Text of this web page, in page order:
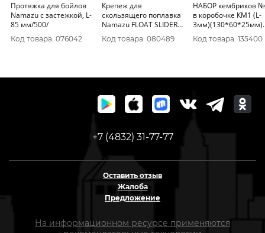
Протяжка для бойлов
Namazu с застежкой, L-
85 мм/500/
Код товара: 076042
Крепеж для
скользящего поплавка
Namazu FLOAT SLIDER
ADAPTER, цв. BN, р. S
(уп.10 шт)/1000
Код товара: 080489
НАБОР кембриков
в коробочке КМ1 (L-
3мм)(130*60*25мм)
Три Кита
Код товара: 135400
+7 (4832) 31-77-77
Оставить отзыв
Жалоба
Предложение
На информационном ресурсе применяются